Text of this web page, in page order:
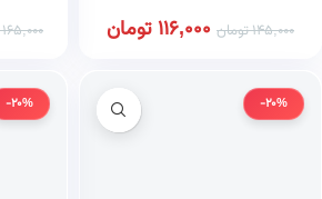
145,000تومان 116,000تومان 165,000
-20%
-20%